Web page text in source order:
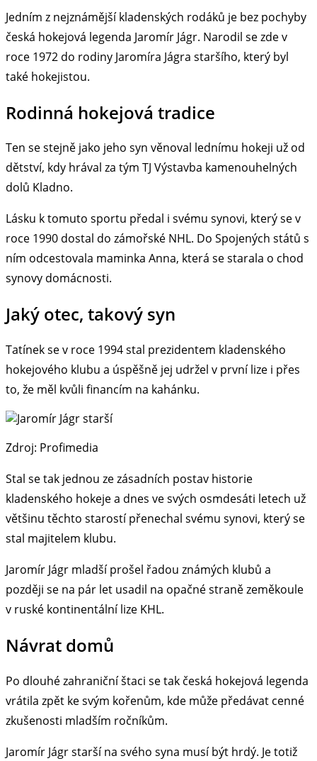
Jedním z nejznámější kladenských rodáků je bez pochyby
česká hokejová legenda Jaromír Jágr. Narodil se zde v
roce 1972 do rodiny Jaromíra Jágra staršího, který byl
také hokejistou.
Rodinná hokejová tradice
Ten se stejně jako jeho syn věnoval lednímu hokeji už od
dětství, kdy hrával za tým TJ Výstavba kamenouhelných
dolů Kladno.
Lásku k tomuto sportu předal i svému synovi, který se v
roce 1990 dostal do zámořské NHL. Do Spojených států s
ním odcestovala maminka Anna, která se starala o chod
synovy domácnosti.
Jaký otec, takový syn
Tatínek se v roce 1994 stal prezidentem kladenského
hokejového klubu a úspěšně jej udržel v první lize i přes
to, že měl kvůli financím na kahánku.
Zdroj: Profimedia
Stal se tak jednou ze zásadních postav historie
kladenského hokeje a dnes ve svých osmdesáti letech už
většinu těchto starostí přenechal svému synovi, který se
stal majitelem klubu.
Jaromír Jágr mladší prošel řadou známých klubů a
později se na pár let usadil na opačné straně zeměkoule
v ruské kontinentální lize KHL.
Návrat domů
Po dlouhé zahraniční štaci se tak česká hokejová legenda
vrátila zpět ke svým kořenům, kde může předávat cenné
zkušenosti mladším ročníkům.
Jaromír Jágr starší na svého syna musí být hrdý. Je totiž